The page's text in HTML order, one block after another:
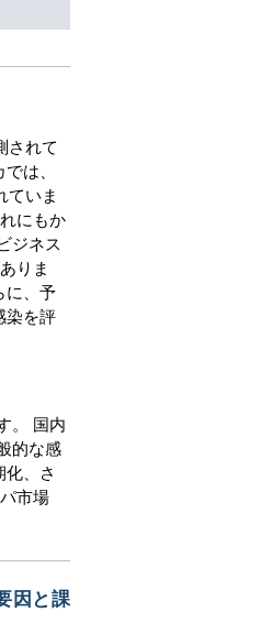
されて
は、
ていま
にもか
ジネス
りま
に、予
染を評
。 国内
的な感
、さ
市場
因と課